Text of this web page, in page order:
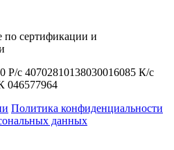
по сертификации и
с 40702810138030016085 К/с
046577964
Политика конфиденциальности
данных